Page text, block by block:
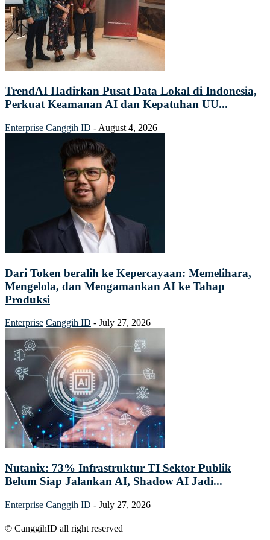
TrendAI Hadirkan Pusat Data Lokal di Indonesia,
Perkuat Keamanan AI dan Kepatuhan UU...
Enterprise Canggih ID - August 4, 2026
Dari Token beralih ke Kepercayaan: Memelihara,
Mengelola, dan Mengamankan AI ke Tahap
Produksi
Enterprise Canggih ID - July 27, 2026
Nutanix: 73% Infrastruktur TI Sektor Publik
Belum Siap Jalankan AI, Shadow AI Jadi...
Enterprise Canggih ID - July 27, 2026
© CanggihID all right reserved